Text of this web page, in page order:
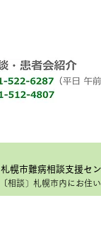
札幌市難病相談支援セ
〔相談〕​札幌市内にお住